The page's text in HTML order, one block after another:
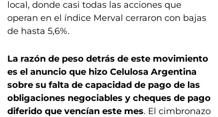
local, donde casi todas las acciones que
operan en el índice Merval cerraron con bajas
de hasta 5,6%.
La razón de peso detrás de este movimiento
es el anuncio que hizo Celulosa Argentina
sobre su falta de capacidad de pago de las
obligaciones negociables y cheques de pago
diferido que vencían este mes. El cimbronazo